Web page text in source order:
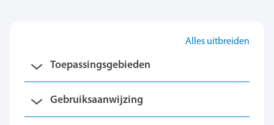
Alles uitbreiden
Toepassingsgebieden
Gebruiksaanwijzing